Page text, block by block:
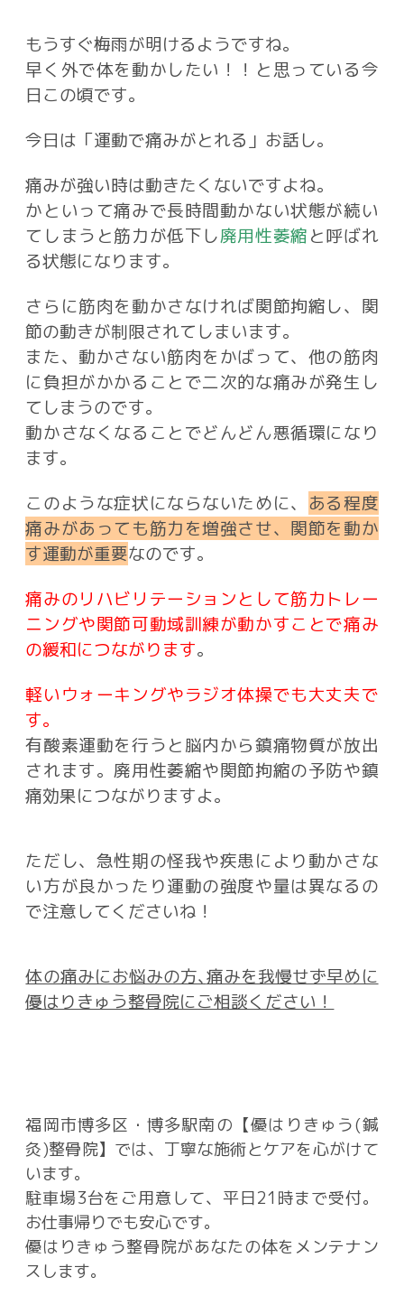
もうすぐ梅雨が明けるようですね。
早く外で体を動かしたい！！と思っている今
日この頃です。
今日は「運動で痛みがとれる」お話し。
痛みが強い時は動きたくないですよね。
かといって痛みで長時間動かない状態が続い
てしまうと筋力が低下し廃用性萎縮と呼ばれ
る状態になります。
さらに筋肉を動かさなければ関節拘縮し、関
節の動きが制限されてしまいます。
また、動かさない筋肉をかばって、他の筋肉
に負担がかかることで二次的な痛みが発生し
てしまうのです。
動かさなくなることでどんどん悪循環になり
ます。
このような症状にならないために、 ある程度
痛みがあっても筋力を増強させ、関節を動か
す運動が重要なのです。
痛みのリハビリテーションとして筋力トレー
ニングや関節可動域訓練が動かすことで痛み
の緩和につながります。
軽いウォーキングやラジオ体操でも大丈夫で
す。
有酸素運動を行うと脳内から鎮痛物質が放出
されます。廃用性萎縮や関節拘縮の予防や鎮
痛効果につながりますよ。
ただし、急性期の怪我や疾患により動かさな
い方が良かったり運動の強度や量は異なるの
で注意してくださいね！
体の痛みにお悩みの方､痛みを我慢せず早めに
優はりきゅう整骨院にご相談ください！
福岡市博多区・博多駅南の【優はりきゅう(鍼
灸)整骨院】では、丁寧な施術とケアを心がけて
います。
駐車場3台をご用意して、平日21時まで受付。
お仕事帰りでも安心です。
優はりきゅう整骨院があなたの体をメンテナン
スします。